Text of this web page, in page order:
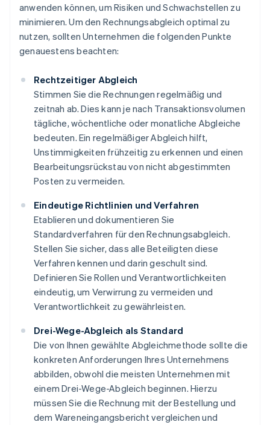
anwenden können, um Risiken und Schwachstellen zu
minimieren. Um den Rechnungsabgleich optimal zu
nutzen, sollten Unternehmen die folgenden Punkte
genauestens beachten:
Rechtzeitiger Abgleich
Stimmen Sie die Rechnungen regelmäßig und
zeitnah ab. Dies kann je nach Transaktionsvolumen
tägliche, wöchentliche oder monatliche Abgleiche
bedeuten. Ein regelmäßiger Abgleich hilft,
Unstimmigkeiten frühzeitig zu erkennen und einen
Bearbeitungsrückstau von nicht abgestimmten
Posten zu vermeiden.
Eindeutige Richtlinien und Verfahren
Etablieren und dokumentieren Sie
Standardverfahren für den Rechnungsabgleich.
Stellen Sie sicher, dass alle Beteiligten diese
Verfahren kennen und darin geschult sind.
Definieren Sie Rollen und Verantwortlichkeiten
eindeutig, um Verwirrung zu vermeiden und
Verantwortlichkeit zu gewährleisten.
Drei-Wege-Abgleich als Standard
Die von Ihnen gewählte Abgleichmethode sollte die
konkreten Anforderungen Ihres Unternehmens
abbilden, obwohl die meisten Unternehmen mit
einem Drei-Wege-Abgleich beginnen. Hierzu
müssen Sie die Rechnung mit der Bestellung und
dem Wareneingangsbericht vergleichen und